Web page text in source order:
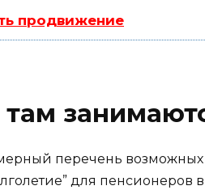
продвижение
перечень возможных
для пенсионеров